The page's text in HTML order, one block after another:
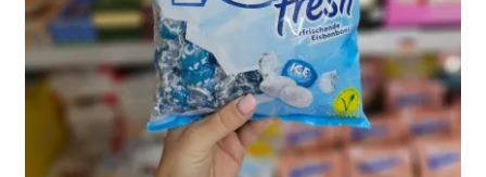
DETERGENT
SOLUȚII CURĂȚENIE
ÎNGRIJIRE
PERSONALĂ